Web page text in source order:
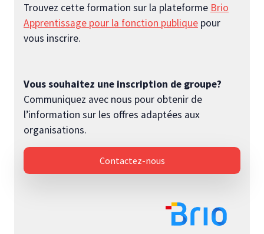
Trouvez cette formation sur la plateforme Brio
Apprentissage pour la fonction publique pour
vous inscrire.
Vous souhaitez une inscription de groupe?
Communiquez avec nous pour obtenir de
l’information sur les offres adaptées aux
organisations.
Contactez-nous